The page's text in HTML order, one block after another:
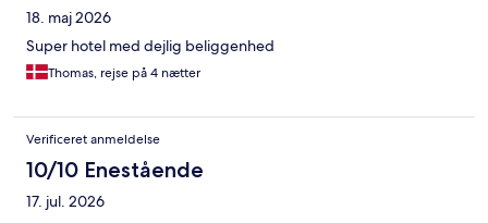
18. maj 2026
Super hotel med dejlig beliggenhed
Thomas, rejse på 4 nætter
Verificeret anmeldelse
10/10 Enestående
17. jul. 2026